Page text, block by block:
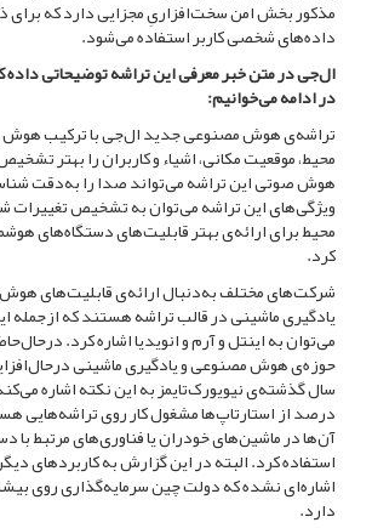
مذکور بخش امن سخت‌افزاریِ مجزایی دارد که برای
داده‌های شخصی کاربر استفاده می‌شود.
ال‌جی در متن خبر معرفی این تراشه توضیحاتی داده
در ادامه می‌خوانیم:
تراشه‌ی هوش مصنوعی جدید ال‌جی با ترکیب هوش
محیط، موقعیت مکانی، اشیاء و کاربران را بهتر
هوش صوتی این تراشه می‌تواند صدا را به‌دقت
ویژگی‌های این تراشه می‌توان به تشخیص تغییرات
محیط برای ارائه‌ی بهتر قابلیت‌های دستگاه‌های
کرد.
شرکت‌های مختلف به‌دنبال ارائه‌ی قابلیت‌های
یادگیری ماشینی در قالب تراشه هستند که ازجمله
می‌توان به اینتل و آرم و انویدیا اشاره کرد.
حوزه‌ی هوش مصنوعی و یادگیری ماشینی
درصد از استارتاپ‌ها مشغول کار روی تراشه‌هایی
آن‌ها در ماشین‌های خودران یا فناوری‌های مرتبط
استفاده کرد. البته در این گزارش به کاربردهای
اشاره‌ای نشده که دولت چین سرمایه‌گذاری روی
دارد.